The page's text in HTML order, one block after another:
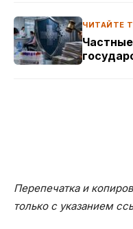
ЧИТАЙТЕ
Перепечатка и
только с указанием